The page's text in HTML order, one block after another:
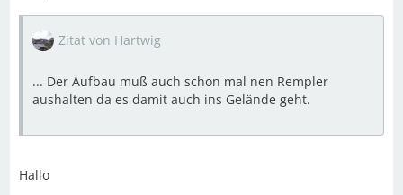
Zitat von Hartwig
... Der Aufbau muß auch schon mal nen Rempler
aushalten da es damit auch ins Gelände geht.
Hallo